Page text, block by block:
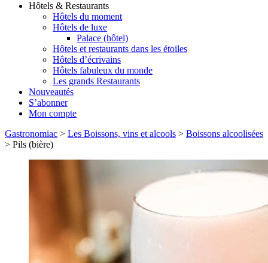
Hôtels & Restaurants
Hôtels du moment
Hôtels de luxe
Palace (hôtel)
Hôtels et restaurants dans les étoiles
Hôtels d’écrivains
Hôtels fabuleux du monde
Les grands Restaurants
Nouveautés
S’abonner
Mon compte
Gastronomiac > Les Boissons, vins et alcools > Boissons alcoolisées
> Pils (bière)